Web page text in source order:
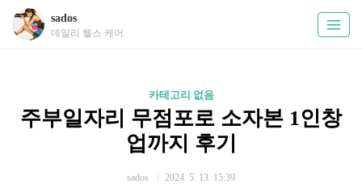
sados
데일리 헬스 케어
카테고리 없음
주부일자리 무점포로 소자본 1인창
업까지 후기
sados 2024. 5. 13. 15:39